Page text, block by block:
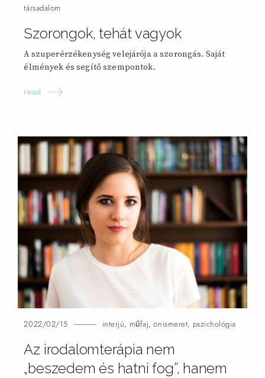
társadalom
Szorongok, tehátvagyok
A szuperérzékenység velejárója a szorongás. Saját
élmények és segítő szempontok.
read
2022/02/15 interjú, műfaj,önismeret, pszichológia
Az irodalomterápia nem
„beszedem és hatni fog”, hanem